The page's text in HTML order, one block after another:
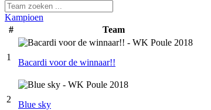
Kampioen
#
Team
1
Bacardi voor de winnaar!!
2
Blue sky